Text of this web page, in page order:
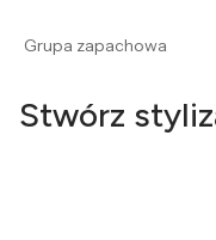
Grupa zapachowa
Stwórz